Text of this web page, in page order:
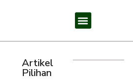
Artikel
Pilihan